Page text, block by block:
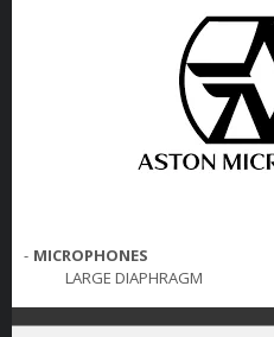
- MICROPHONES
LARGE DIAPHRAGM